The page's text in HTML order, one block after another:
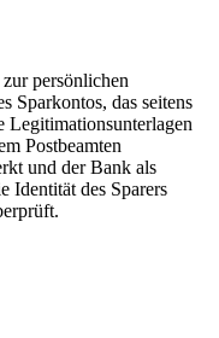
persönlichen
Sparkontos, das seitens
Legitimationsunterlagen
Postbeamten
und der Bank als
Identität des Sparers